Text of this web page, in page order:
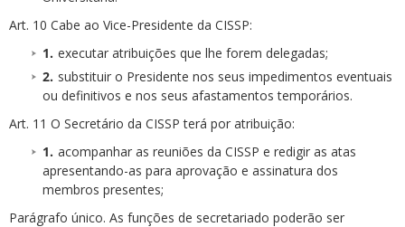
Art. 10 Cabe ao Vice-Presidente da CISSP:
executar atribuições que lhe forem delegadas;
substituir o Presidente nos seus impedimentos eventuais
ou definitivos e nos seus afastamentos temporários.
Art. 11 O Secretário da CISSP terá por atribuição:
acompanhar as reuniões da CISSP e redigir as atas
apresentando-as para aprovação e assinatura dos
membros presentes;
Parágrafo único. As funções de secretariado poderão ser